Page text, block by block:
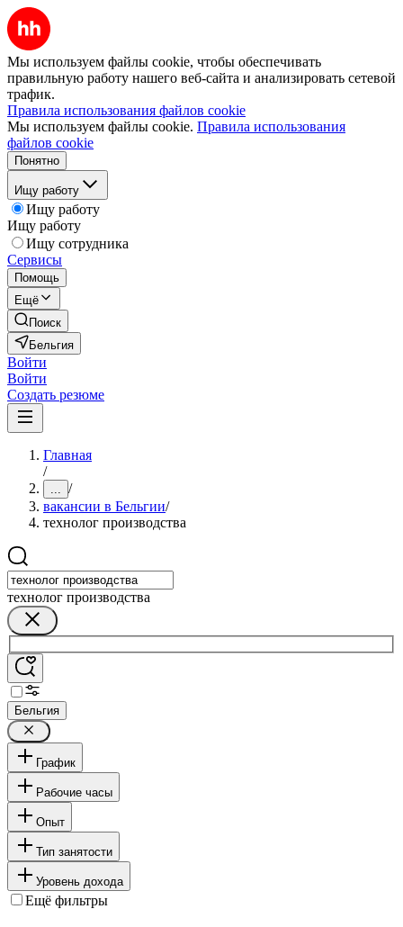
Мы используем файлы cookie, чтобы обеспечивать
правильную работу нашего веб-сайта и анализировать сетевой
трафик.
Правила использования файлов cookie
Мы используем файлы cookie. Правила использования
файлов cookie
Понятно
Ищу работу
Ищу работу
Ищу работу
Ищу сотрудника
Сервисы
Помощь
Ещё
Поиск
Бельгия
Войти
Войти
Создать резюме
Главная
/
... /
вакансии в Бельгии/
технолог производства
технолог производства
Бельгия
График
Рабочие часы
Опыт
Тип занятости
Уровень дохода
Ещё фильтры